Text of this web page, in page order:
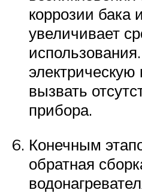
коррозии бака
увеличивает
вызвать
прибора.
Конечным
обратная